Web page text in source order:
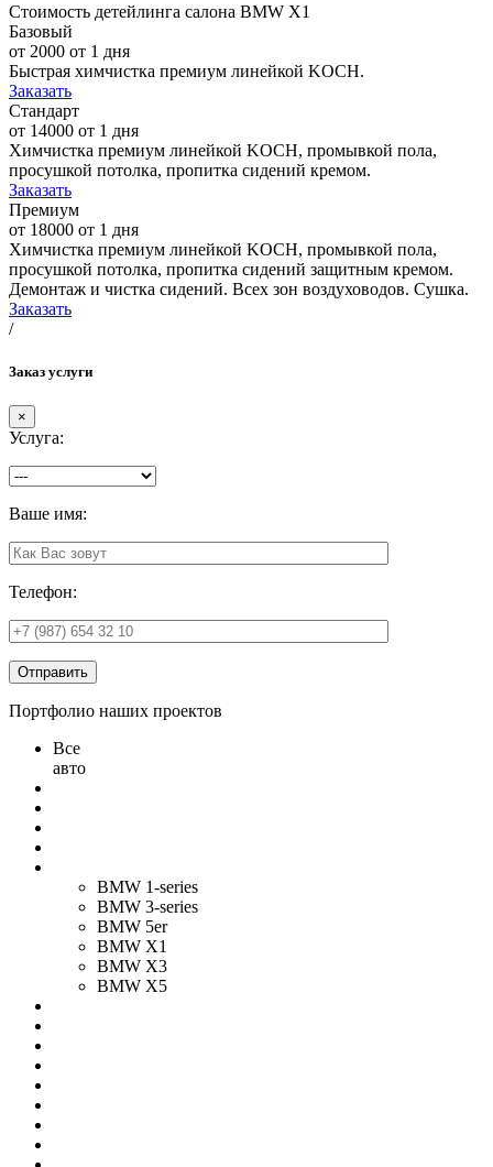
Стоимость детейлинга салона BMW X1
Базовый
от 2000 от 1 дня
Быстрая химчистка премиум линейкой KOCH.
Заказать
Стандарт
от 14000 от 1 дня
Химчистка премиум линейкой KOCH, промывкой пола,
просушкой потолка, пропитка сидений кремом.
Заказать
Премиум
от 18000 от 1 дня
Химчистка премиум линейкой KOCH, промывкой пола,
просушкой потолка, пропитка сидений защитным кремом.
Демонтаж и чистка сидений. Всех зон воздуховодов. Сушка.
Заказать
/
Заказ услуги
×
Услуга:
Ваше имя:
Телефон:
Отправить
Портфолио наших проектов
Все
авто
BMW 1-series
BMW 3-series
BMW 5er
BMW X1
BMW X3
BMW X5